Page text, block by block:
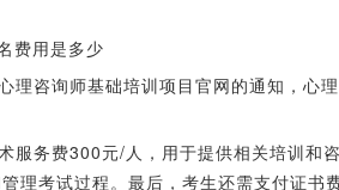
费用是多少
理咨询师基础培训项目官网的通知，心
服务费300元/人，用于提供相关培训和
理考试过程。最后，考生还需支付证书